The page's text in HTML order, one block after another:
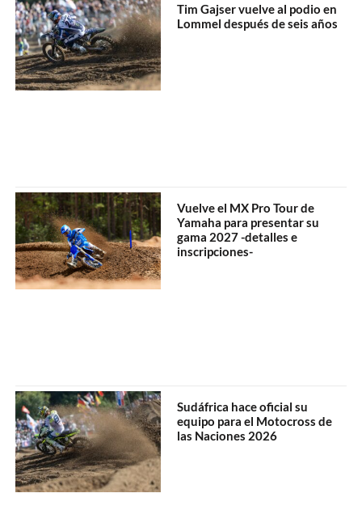
Tim Gajser vuelve al podio en
Lommel después de seis años
Vuelve el MX Pro Tour de
Yamaha para presentar su
gama 2027 -detalles e
inscripciones-
Sudáfrica hace oficial su
equipo para el Motocross de
las Naciones 2026